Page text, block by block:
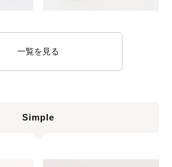
一覧を見る
Simple